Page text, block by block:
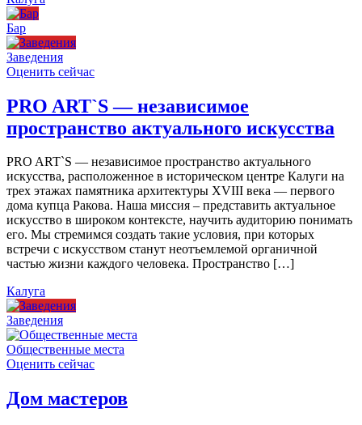
Бар
Заведения
Оценить сейчас
PRO ART`S — независимое
пространство актуального искусства
PRO ART`S — независимое пространство актуального
искусства, расположенное в историческом центре Калуги на
трех этажах памятника архитектуры XVIII века — первого
дома купца Ракова. Наша миссия – представить актуальное
искусство в широком контексте, научить аудиторию понимать
его. Мы стремимся создать такие условия, при которых
встречи с искусством станут неотъемлемой органичной
частью жизни каждого человека. Пространство […]
Калуга
Заведения
Общественные места
Оценить сейчас
Дом мастеров